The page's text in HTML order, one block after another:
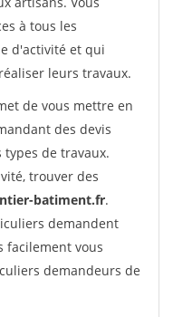
à tous les
d'activité et qui
leurs travaux.
de vous mettre en
des devis
de travaux.
trouver des
batiment.fr.
demandent
facilement vous
demandeurs de